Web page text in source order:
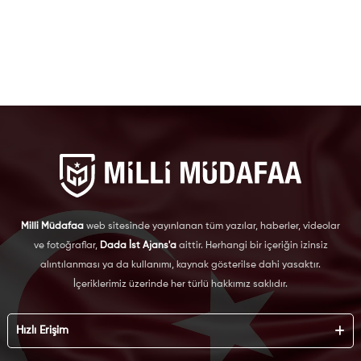
Milli Müdafaa web sitesinde yayınlanan tüm yazılar, haberler, videolar
ve fotoğraflar, Dada İst Ajans'aaittir. Herhangi bir içeriğin izinsiz
alıntılanması ya da kullanımı, kaynak gösterilse dahi yasaktır.
İçeriklerimiz üzerinde her türlü hakkımız saklıdır.
Hızlı Erişim